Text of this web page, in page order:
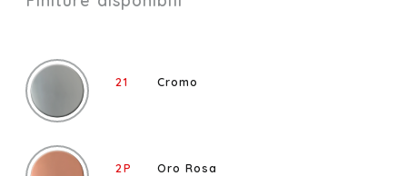
21 Cromo
2P Oro Rosa